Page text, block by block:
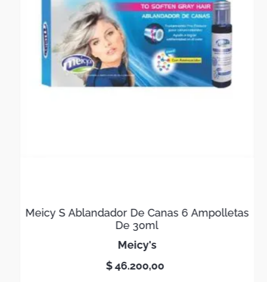
Meicy S Ablandador De Canas 6 Ampolletas
De 30ml
meicy's
$46.200,00